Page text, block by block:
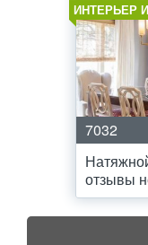
ИНТЕРЬЕР
7032
отзывы